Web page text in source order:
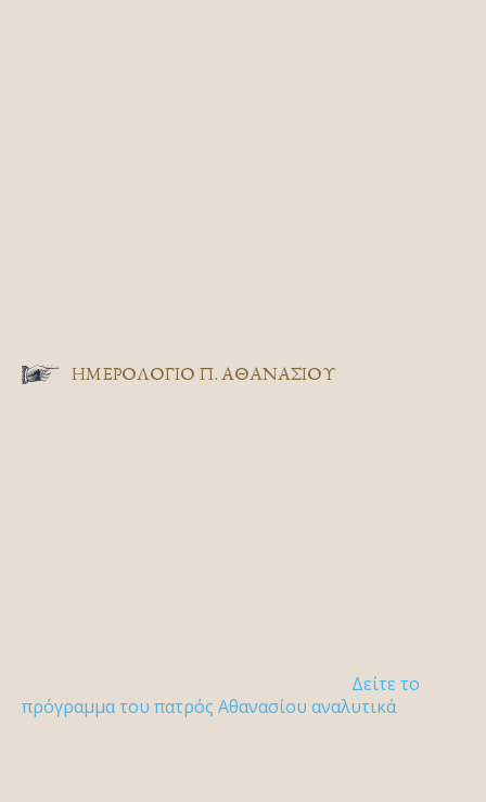
ΗΜΕΡΟΛΟΓΙΟ Π. ΑΘΑΝΑΣΙΟΥ
Δείτε το
πρόγραμμα του πατρός Αθανασίου αναλυτικά